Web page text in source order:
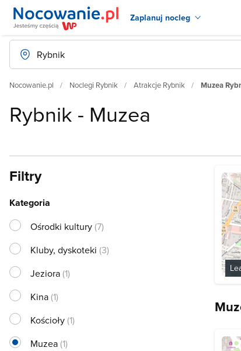
Zaplanuj nocleg
Nocowanie.pl Noclegi Rybnik Atrakcje Rybnik Muzea
Rybnik - Muzea
Filtry
Kategoria
Ośrodki kultury(7)
Kluby, dyskoteki (3)
Jeziora(1)
Kina(1)
Kościoły(1)
Muzea(1)